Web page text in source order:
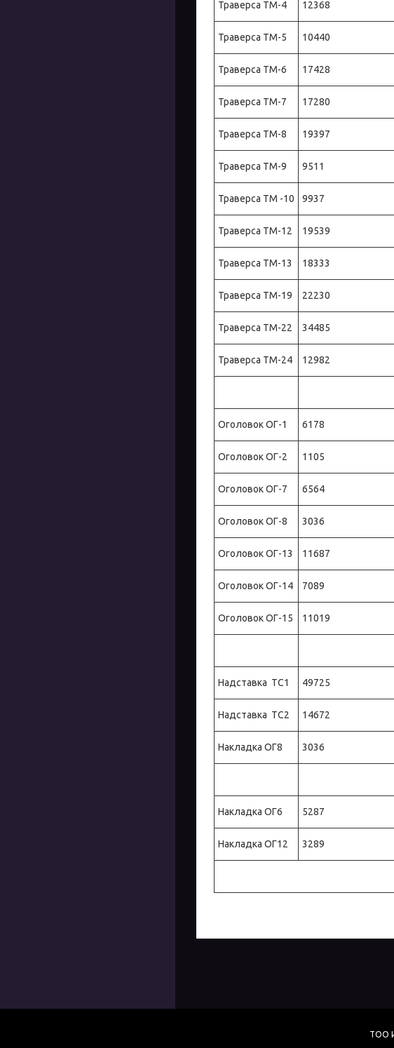
Траверса ТМ-4 12368
Траверса ТМ-5 10440
Траверса ТМ-6 17428
Траверса ТМ-7 17280
Траверса ТМ-8 19397
Траверса ТМ-9 9511
Траверса ТМ -10 9937
Траверса ТМ-12 19539
Траверса ТМ-13 18333
Траверса ТМ-19 22230
Траверса ТМ-22 34485
Траверса ТМ-24 12982
Оголовок ОГ-1 6178
Оголовок ОГ-2 1105
Оголовок ОГ-7 6564
Оголовок ОГ-8 3036
Оголовок ОГ-13 11687
Оголовок ОГ-14 7089
Оголовок ОГ-15 11019
Надставка ТС1 49725
Надставка ТС2 14672
Накладка ОГ8 3036
Накладка ОГ6 5287
Накладка ОГ12 3289